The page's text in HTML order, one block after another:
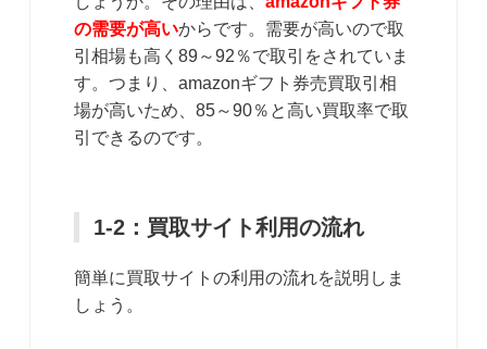
の需要が高いからです。需要が高いので取
引相場も高く89～92％で取引をされていま
す。つまり、amazonギフト券売買取引相
場が高いため、85～90％と高い買取率で取
引できるのです。
1-2：買取サイト利用の流れ
簡単に買取サイトの利用の流れを説明しま
しょう。